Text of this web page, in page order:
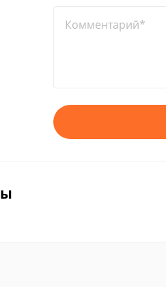
Комментарий*